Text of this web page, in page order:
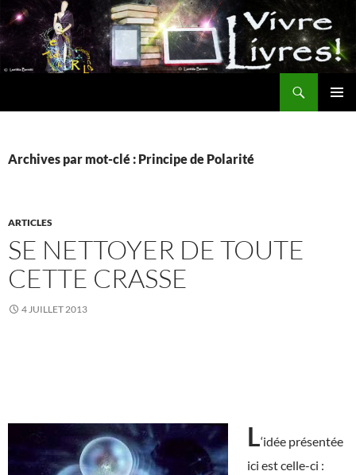
Aller
au
contenu
Archives par mot-clé : Principe de Polarité
ARTICLES
SE NETTOYER DE TOUTE
CETTE CRASSE
4 JUILLET 2013
L‘idée présentée
ici est celle-ci :